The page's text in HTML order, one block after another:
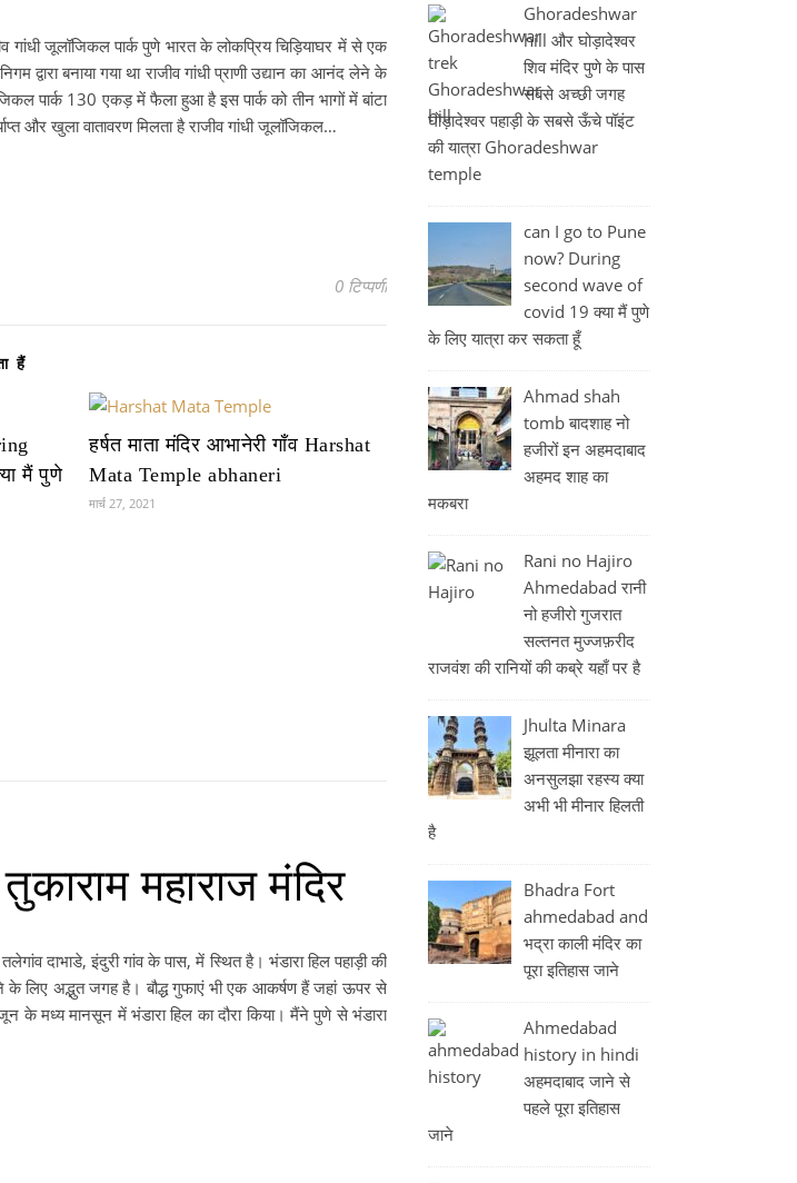
जूलॉजिकल पार्क पुणे भारत के लोकप्रिय चिड़ियाघर में से एक
बनाया गया था राजीव गांधी प्राणी उद्यान का आनंद लेने के
पार्क 130 एकड़ में फैला हुआ है इस पार्क को तीन भागों में बांटा
और खुला वातावरण मिलता है राजीव गांधी जूलॉजिकल…
0 टिप्पणी
हैं
मैं पुणे
हर्षत माता मंदिर आभानेरी गाँव Harshat
Mata Temple abhaneri
मार्च 27, 2021
महाराज मंदिर
दाभाडे, इंदुरी गांव के पास, में स्थित है। भंडारा हिल पहाड़ी की
के लिए अद्भुत जगह है। बौद्ध गुफाएं भी एक आकर्षण हैं जहां ऊपर से
के मध्य मानसून में भंडारा हिल का दौरा किया। मैंने पुणे से भंडारा
Ghoradeshwar
hill और घोड़ादेश्वर
शिव मंदिर पुणे के पास
सबसे अच्छी जगह
घोड़ादेश्वर पहाड़ी के सबसे ऊँचे पॉइंट
की यात्रा Ghoradeshwar
temple
can I go to Pune
now? During
second wave of
covid 19 क्या मैं पुणे
के लिए यात्रा कर सकता हूँ
Ahmad shah
tomb बादशाह नो
हजीरों इन अहमदाबाद
अहमद शाह का
मकबरा
Rani no Hajiro
Ahmedabad रानी
नो हजीरो गुजरात
सल्तनत मुज्जफ़रीद
राजवंश की रानियों की कब्रे यहाँ पर है
Jhulta Minara
झूलता मीनारा का
अनसुलझा रहस्य क्या
अभी भी मीनार हिलती
है
Bhadra Fort
ahmedabad and
भद्रा काली मंदिर का
पूरा इतिहास जाने
Ahmedabad
history in hindi
अहमदाबाद जाने से
पहले पूरा इतिहास
जाने